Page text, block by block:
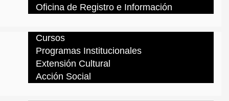
Oficina de Registro e Información
Cursos
Programas Institucionales
Extensión Cultural
Acción Social